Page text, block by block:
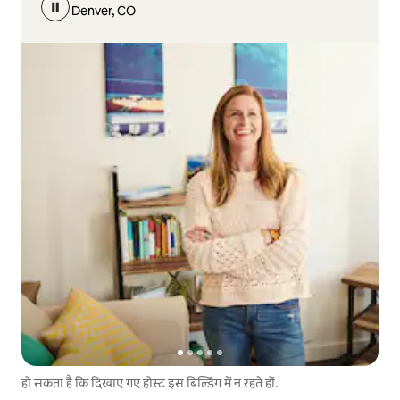
Denver, CO
हो सकता है कि दिखाए गए होस्ट इस बिल्डिंग में न रहते हों.